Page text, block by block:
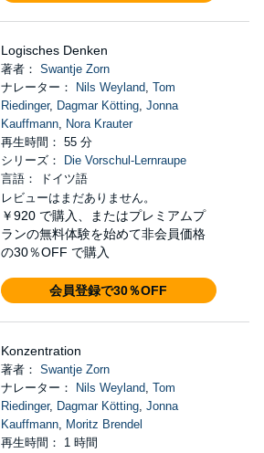
Logisches Denken
著者： Swantje Zorn
ナレーター：
Nils Weyland, Tom
Riedinger, Dagmar Kötting, Jonna
Kauffmann, Nora Krauter
再生時間： 55 分
シリーズ：
Die Vorschul-Lernraupe
言語： ドイツ語
レビューはまだありません。
￥920 で購入、またはプレミアムプ
ランの無料体験を始めて非会員価格
の30％OFF で購入
会員登録で30％OFF
Konzentration
著者： Swantje Zorn
ナレーター：
Nils Weyland, Tom
Riedinger, Dagmar Kötting, Jonna
Kauffmann, Moritz Brendel
再生時間： 1 時間